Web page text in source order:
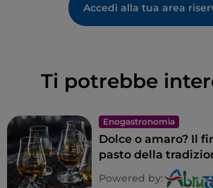
Accedi alla tua area
Ti potrebbe
Enogastronomia
Dolce o amaro? Il
pasto della
Powered by: